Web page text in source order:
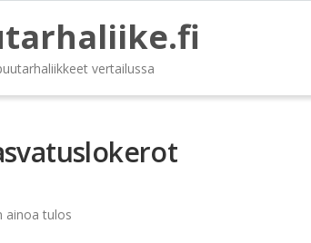
vertailussa
ainoa tulos